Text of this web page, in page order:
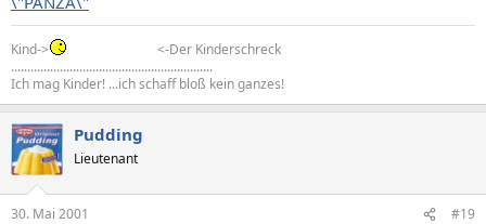
Kind->
<-Der Kinderschreck
..............................................................
Ich mag Kinder! ...ich schaff bloß kein ganzes!
Pudding
Lieutenant
30. Mai 2001 #19